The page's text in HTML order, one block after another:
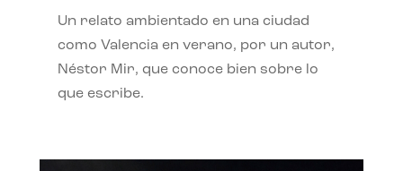
Un relato ambientado en una ciudad
como Valencia en verano, por un autor,
Néstor Mir, que conoce bien sobre lo
que escribe.